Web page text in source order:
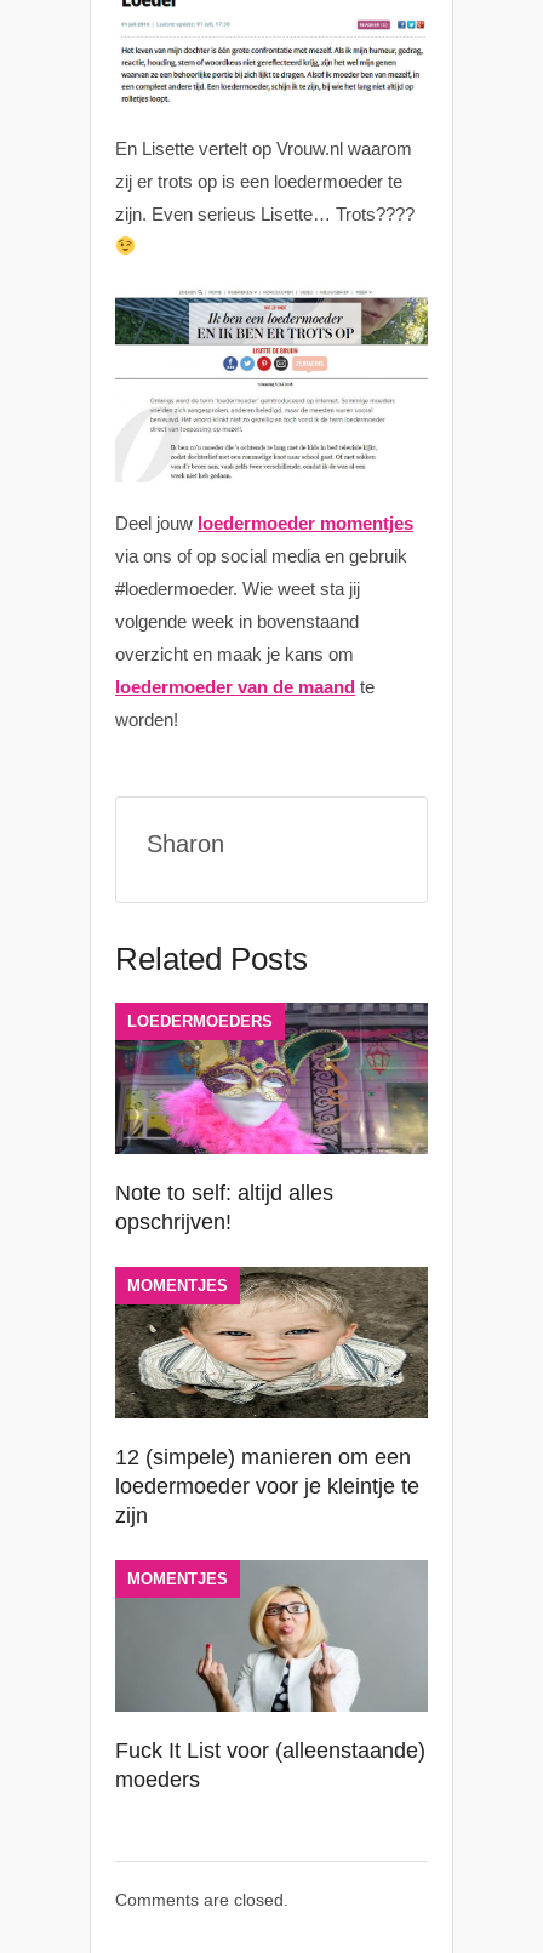
En Lisette vertelt op Vrouw.nl waarom
zij er trots op is een loedermoeder te
zijn. Even serieus Lisette… Trots????
Deel jouw loedermoeder momentjes
via ons of op social media en gebruik
#loedermoeder. Wie weet sta jij
volgende week in bovenstaand
overzicht en maak je kans om
loedermoeder van de maand te
worden!
Sharon
Related Posts
Note to self: altijd alles
opschrijven!
LOEDERMOEDERS
12 (simpele) manieren om een
loedermoeder voor je kleintje te
zijn
MOMENTJES
Fuck It List voor (alleenstaande)
moeders
MOMENTJES
Comments are closed.